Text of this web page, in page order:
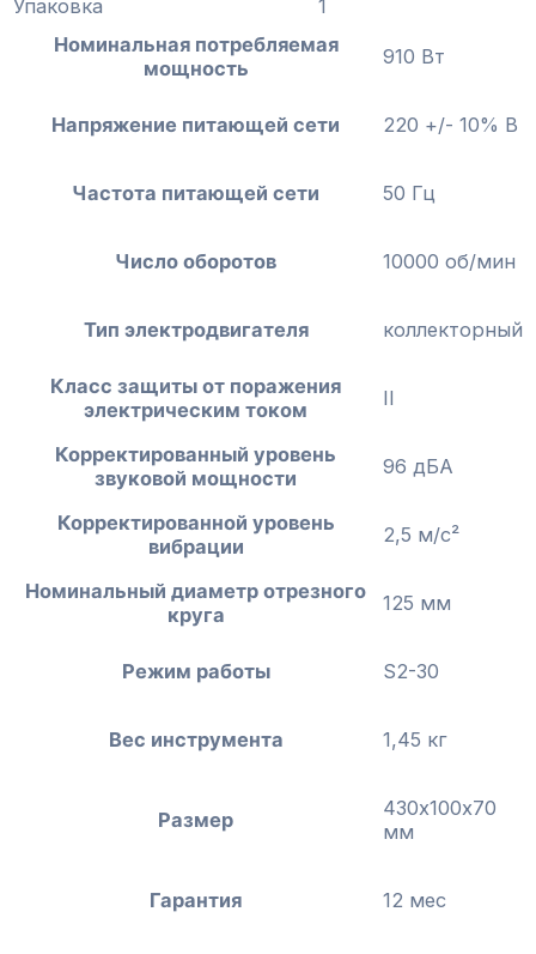
Упаковка
1
Номинальная потребляемая
мощность
910 Вт
Напряжение питающей сети 220 +/- 10% В
Частота питающей сети 50 Гц
Число оборотов 10000 об/мин
Тип электродвигателя коллекторный
Класс защиты от поражения
электрическим током
II
Корректированный уровень
звуковой мощности
96 дБА
Корректированной уровень
вибрации
2,5 м/с²
Номинальный диаметр отрезного
круга
125 мм
Режим работы S2-30
Вес инструмента 1,45 кг
Размер
430х100х70
мм
Гарантия 12 мес